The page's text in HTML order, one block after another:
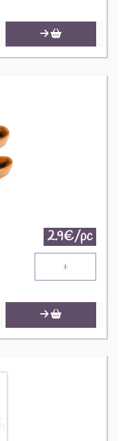
2.9€/pc
+